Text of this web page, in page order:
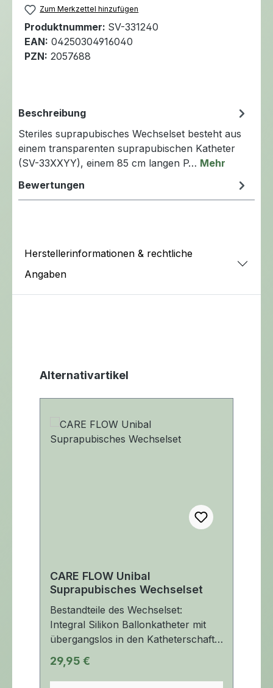
Zum Merkzettel hinzufügen
Produktnummer: SV-331240
EAN: 04250304916040
PZN: 2057688
Beschreibung
Steriles suprapubisches Wechselset besteht aus
einem transparenten suprapubischen Katheter
(SV-33XXYY), einem 85 cm langen P… Mehr
Bewertungen
Herstellerinformationen & rechtliche
Angaben
Produktgalerie überspringen
Alternativartikel
CARE FLOW Unibal
Suprapubisches Wechselset
Bestandteile des Wechselset:
Integral Silikon Ballonkatheter mit
übergangslos in den Katheterschaft
Ballon. Führungsstabiler
teflonbeschichteter Wechseldraht.
Regulärer Preis:
29,95 €